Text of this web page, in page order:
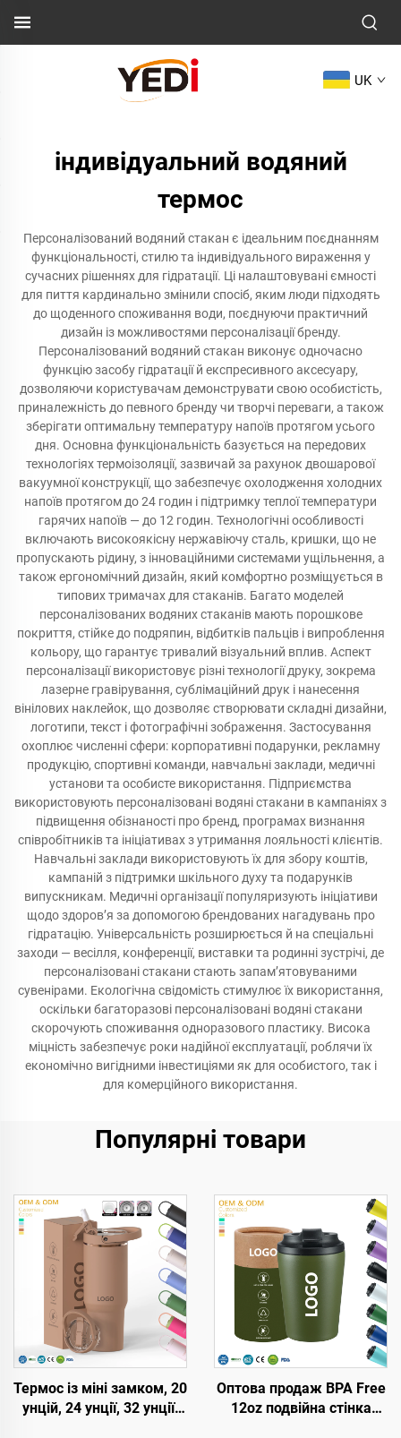
UK
індивідуальний водяний
термос
Персоналізований водяний стакан є ідеальним поєднанням
функціональності, стилю та індивідуального вираження у
сучасних рішеннях для гідратації. Ці налаштовувані ємності
для пиття кардинально змінили спосіб, яким люди підходять
до щоденного споживання води, поєднуючи практичний
дизайн із можливостями персоналізації бренду.
Персоналізований водяний стакан виконує одночасно
функцію засобу гідратації й експресивного аксесуару,
дозволяючи користувачам демонструвати свою особистість,
приналежність до певного бренду чи творчі переваги, а також
зберігати оптимальну температуру напоїв протягом усього
дня. Основна функціональність базується на передових
технологіях термоізоляції, зазвичай за рахунок двошарової
вакуумної конструкції, що забезпечує охолодження холодних
напоїв протягом до 24 годин і підтримку теплої температури
гарячих напоїв — до 12 годин. Технологічні особливості
включають високоякісну нержавіючу сталь, кришки, що не
пропускають рідину, з інноваційними системами ущільнення, а
також ергономічний дизайн, який комфортно розміщується в
типових тримачах для стаканів. Багато моделей
персоналізованих водяних стаканів мають порошкове
покриття, стійке до подряпин, відбитків пальців і випроблення
кольору, що гарантує тривалий візуальний вплив. Аспект
персоналізації використовує різні технології друку, зокрема
лазерне гравірування, сублімаційний друк і нанесення
вінілових наклейок, що дозволяє створювати складні дизайни,
логотипи, текст і фотографічні зображення. Застосування
охоплює численні сфери: корпоративні подарунки, рекламну
продукцію, спортивні команди, навчальні заклади, медичні
установи та особисте використання. Підприємства
використовують персоналізовані водяні стакани в кампаніях з
підвищення обізнаності про бренд, програмах визнання
співробітників та ініціативах з утримання лояльності клієнтів.
Навчальні заклади використовують їх для збору коштів,
кампаній з підтримки шкільного духу та подарунків
випускникам. Медичні організації популяризують ініціативи
щодо здоров’я за допомогою брендованих нагадувань про
гідратацію. Універсальність розширюється й на спеціальні
заходи — весілля, конференції, виставки та родинні зустрічі, де
персоналізовані стакани стають запам’ятовуваними
сувенірами. Екологічна свідомість стимулює їх використання,
оскільки багаторазові персоналізовані водяні стакани
скорочують споживання одноразового пластику. Висока
міцність забезпечує роки надійної експлуатації, роблячи їх
економічно вигідними інвестиціями як для особистого, так і
для комерційного використання.
Популярні товари
Термос із міні замком, 20
унцій, 24 унції, 32 унції,
Оптова продаж BPA Free
12oz подвійна стінка